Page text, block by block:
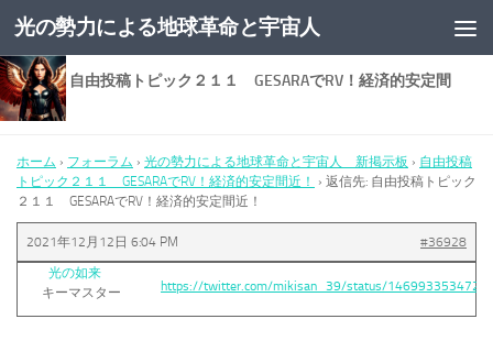
コンテンツへスキップ
光の勢力による地球革命と宇宙人
返信先: 自由投稿トピック２１１ GESARAでRV！経済的安定間
近！
ホーム › フォーラム › 光の勢力による地球革命と宇宙人 新掲示板 › 自由投稿
トピック２１１ GESARAでRV！経済的安定間近！
› 返信先: 自由投稿トピック
２１１ GESARAでRV！経済的安定間近！
2021年12月12日 6:04 PM
#36928
光の如来
キーマスター
https://twitter.com/mikisan_39/status/